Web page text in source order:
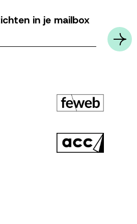
in je mailbox